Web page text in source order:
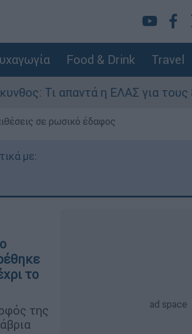
Food & Drink Travel
η ΕΛΑΣ για τους 8 βιασμούς
σε ρωσικό έδαφος
με:
το
της